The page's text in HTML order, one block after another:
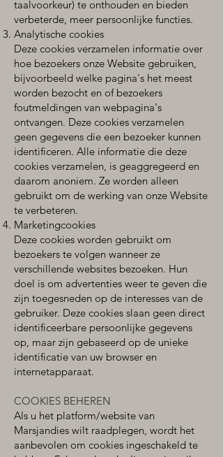
taalvoorkeur) te onthouden en bieden
verbeterde, meer persoonlijke functies.
Analytische cookies
Deze cookies verzamelen informatie over
hoe bezoekers onze Website gebruiken,
bijvoorbeeld welke pagina's het meest
worden bezocht en of bezoekers
foutmeldingen van webpagina's
ontvangen. Deze cookies verzamelen
geen gegevens die een bezoeker kunnen
identificeren. Alle informatie die deze
cookies verzamelen, is geaggregeerd en
daarom anoniem. Ze worden alleen
gebruikt om de werking van onze Website
te verbeteren.
Marketingcookies
Deze cookies worden gebruikt om
bezoekers te volgen wanneer ze
verschillende websites bezoeken. Hun
doel is om advertenties weer te geven die
zijn toegesneden op de interesses van de
gebruiker. Deze cookies slaan geen direct
identificeerbare persoonlijke gegevens
op, maar zijn gebaseerd op de unieke
identificatie van uw browser en
internetapparaat.
COOKIES BEHEREN
Als u het platform/website van
Marsjandies wilt raadplegen, wordt het
aanbevolen om cookies ingeschakeld te